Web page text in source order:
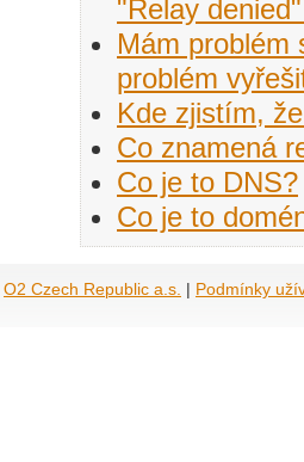
"Relay
Mám problém
problém
Kde zjistím,
Co znamená
Co je to DNS?
Co je to
O2 Czech Republic a.s. Podmínky